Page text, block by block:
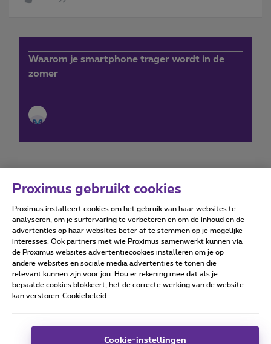
Waarom je smartphone trager wordt in de
zomer
Forumvoorwaarden Accessibility statement
Alle rechten voorbehouden. © Proximus
Algemene voorwaarden, consumenteninfo
Deze website is gecreëerd en wordt beheerd conform het
Proximus gebruikt cookies
Proximus installeert cookies om het gebruik van haar websites te
analyseren, om je surfervaring te verbeteren en om de inhoud en de
advertenties op haar websites beter af te stemmen op je mogelijke
interesses. Ook partners met wie Proximus samenwerkt kunnen via
de Proximus websites advertentiecookies installeren om je op
andere websites en sociale media advertenties te tonen die
relevant kunnen zijn voor jou. Hou er rekening mee dat als je
bepaalde cookies blokkeert, het de correcte werking van de website
kan verstoren Cookiebeleid
Cookie-instellingen